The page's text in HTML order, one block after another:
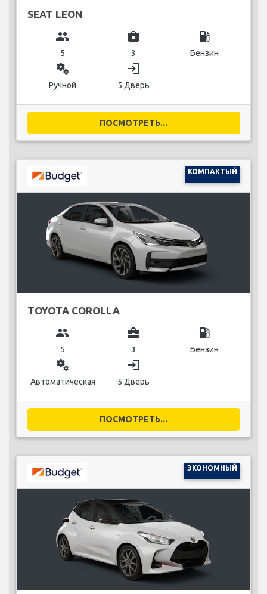
SEAT LEON
group
5
business_center
3
local_gas_station
Бензин
miscellaneous_services
Ручной
login
5 Дверь
ПОСМОТРЕТЬ...
КОМПАКТЫЙ
TOYOTA COROLLA
group
5
business_center
3
local_gas_station
Бензин
miscellaneous_services
Автоматическая
login
5 Дверь
ПОСМОТРЕТЬ...
ЭКОНОМНЫЙ